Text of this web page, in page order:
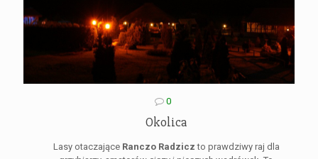
0
Okolica
Lasy otaczające Ranczo Radzicz to prawdziwy raj dla